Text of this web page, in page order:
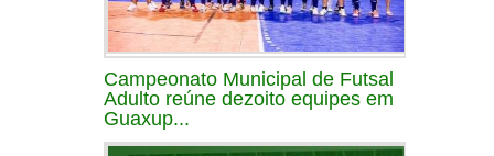
Campeonato Municipal de Futsal
Adulto reúne dezoito equipes em
Guaxup...